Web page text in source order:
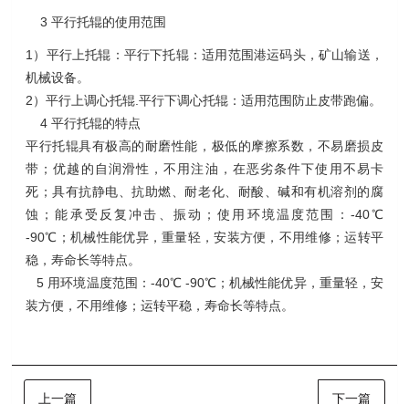
3平行托辊的使用范围
1）平行上托辊：平行下托辊：适用范围港运码头，矿山输送，
机械设备。
2）平行上调心托辊.平行下调心托辊：适用范围防止皮带跑偏。
4 平行托辊的特点
平行托辊具有极高的耐磨性能，极低的摩擦系数，不易磨损皮
带；优越的自润滑性，不用注油，在恶劣条件下使用不易卡
死；具有抗静电、抗助燃、耐老化、耐酸、碱和有机溶剂的腐
蚀；能承受反复冲击、振动；使用环境温度范围：-40℃
-90℃；机械性能优异，重量轻，安装方便，不用维修；运转平
稳，寿命长等特点。
5 用环境温度范围：-40℃ -90℃；机械性能优异，重量轻，安
装方便，不用维修；运转平稳，寿命长等特点。
上一篇 下一篇